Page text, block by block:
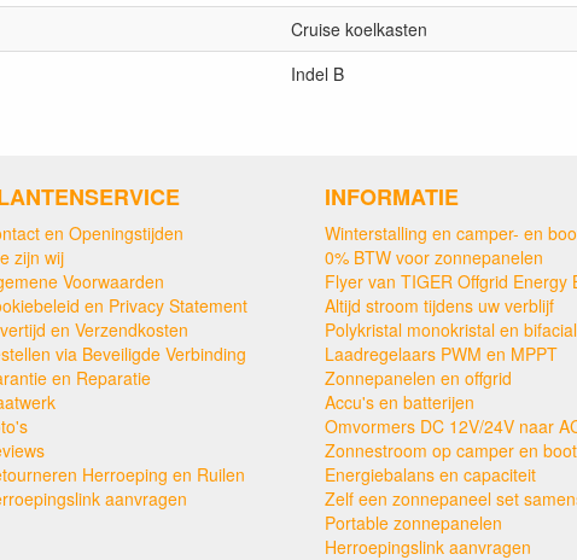
Cruise koelkasten
Indel B
en Openingstijden
zijn wij
Voorwaarden
en Privacy Statement
en Verzendkosten
via Beveiligde Verbinding
en Reparatie
Herroeping en Ruilen
aanvragen
INFORMATIE
Winterstalling en camper- en
0% BTW voor zonnepanelen
Flyer van TIGER Offgrid Energy
Altijd stroom tijdens uw verblijf
Polykristal monokristal en bifacial
Laadregelaars PWM en MPPT
Zonnepanelen en offgrid
Accu's en batterijen
Omvormers DC 12V/24V naar
Zonnestroom op camper en boot
Energiebalans en capaciteit
Zelf een zonnepaneel set
Portable zonnepanelen
Herroepingslink aanvragen